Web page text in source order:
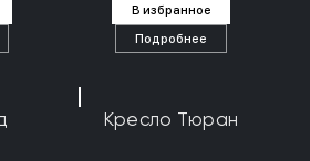
В избранное
Подробнее
Кресло Тюран